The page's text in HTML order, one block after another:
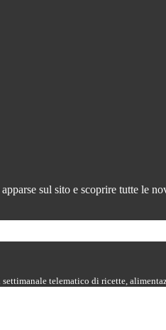
sul sito e scoprire tutte le
telematico di ricette,